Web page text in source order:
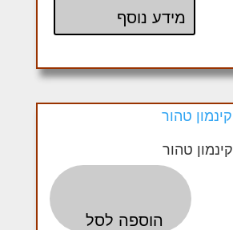
מידע נוסף
טהור
הוספה לסל